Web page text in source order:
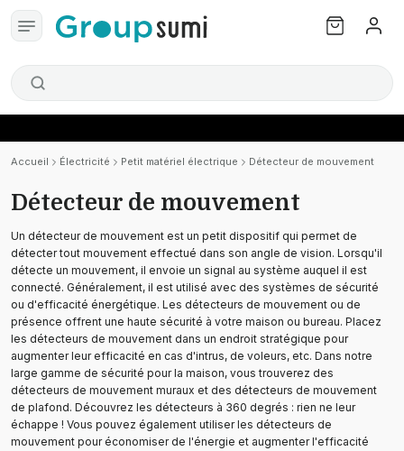
Accueil Électricité Petit matériel électrique Détecteur de mouvement
Détecteur de mouvement
Un détecteur de mouvement est un petit dispositif qui permet de
détecter tout mouvement effectué dans son angle de vision. Lorsqu'il
détecte un mouvement, il envoie un signal au système auquel il est
connecté. Généralement, il est utilisé avec des systèmes de sécurité
ou d'efficacité énergétique. Les détecteurs de mouvement ou de
présence offrent une haute sécurité à votre maison ou bureau. Placez
les détecteurs de mouvement dans un endroit stratégique pour
augmenter leur efficacité en cas d'intrus, de voleurs, etc. Dans notre
large gamme de sécurité pour la maison, vous trouverez des
détecteurs de mouvement muraux et des détecteurs de mouvement
de plafond. Découvrez les détecteurs à 360 degrés : rien ne leur
échappe ! Vous pouvez également utiliser les détecteurs de
mouvement pour économiser de l'énergie et augmenter l'efficacité